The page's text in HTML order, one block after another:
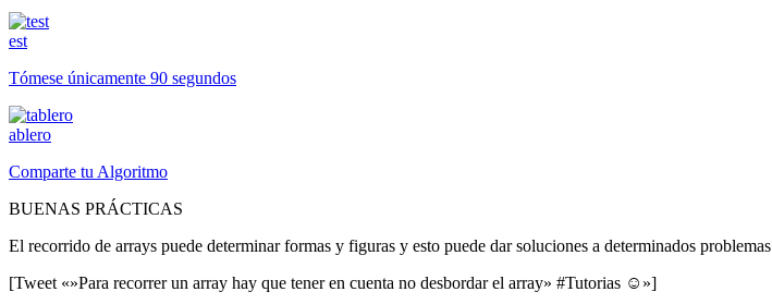
est
Tómese únicamente 90 segundos
ablero
Comparte tu Algoritmo
BUENAS PRÁCTICAS
El recorrido de arrays puede determinar formas y figuras y esto puede dar soluciones a determinados problemas
[Tweet «»Para recorrer un array hay que tener en cuenta no desbordar el array» #Tutorias ☺»]